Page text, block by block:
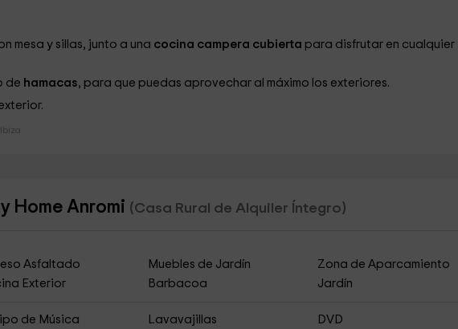
mesa y sillas, junto a una cocina campera cubierta para disfrutar en cualquier
de hamacas, para que puedas aprovechar al máximo los exteriores.
Home Anromi (Casa Rural de Alquiler Íntegro)
Asfaltado Muebles de Jardín
Zona de Aparcamiento
Exterior
Barbacoa Jardín
de Música Lavavajillas
DVD